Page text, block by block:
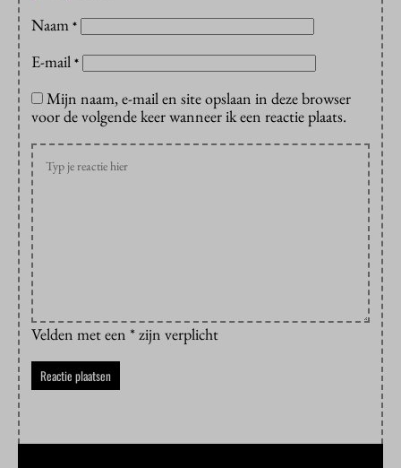
Naam *
E-mail *
Mijn naam, e-mail en site opslaan in deze browser
voor de volgende keer wanneer ik een reactie plaats.
Velden met een * zijn verplicht